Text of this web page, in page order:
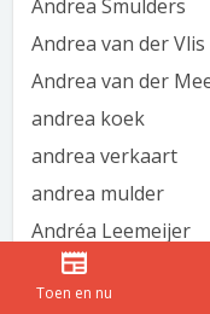
Andrea Smulders
Andrea van der Vlis
Andrea van der
andrea koek
andrea verkaart
andrea mulder
Andréa Leemeijer
Andrea Hartman
Andrea deVries
Toen en nu